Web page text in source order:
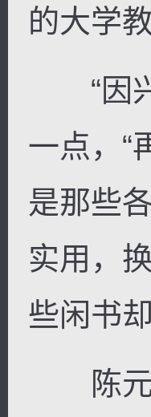
的大学
“因兴
一点，“
是那些
实用，
些闲书
陈元